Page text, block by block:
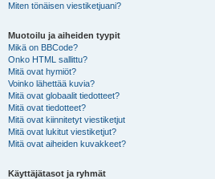
Miten tönäisen viestiketjuani?
Muotoilu ja aiheiden tyypit
Mikä on BBCode?
Onko HTML sallittu?
Mitä ovat hymiöt?
Voinko lähettää kuvia?
Mitä ovat globaalit tiedotteet?
Mitä ovat tiedotteet?
Mitä ovat kiinnitetyt viestiketjut
Mitä ovat lukitut viestiketjut?
Mitä ovat aiheiden kuvakkeet?
Käyttäjätasot ja ryhmät